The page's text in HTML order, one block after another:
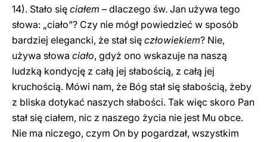
14). Stało się ciałem – dlaczego św. Jan używa tego
słowa: „ciało”? Czy nie mógł powiedzieć w sposób
bardziej elegancki, że stał się człowiekiem? Nie,
używa słowa ciało, gdyż ono wskazuje na naszą
ludzką kondycję z całą jej słabością, z całą jej
kruchością. Mówi nam, że Bóg stał się słabością, żeby
z bliska dotykać naszych słabości. Tak więc skoro Pan
stał się ciałem, nic z naszego życia nie jest Mu obce.
Nie ma niczego, czym On by pogardzał, wszystkim